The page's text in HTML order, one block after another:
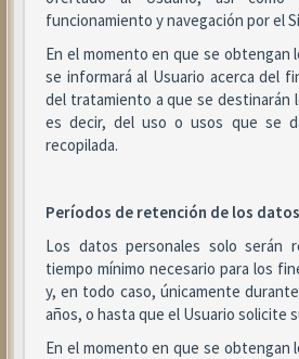
funcionamiento y navegación por el
En el momento en que se obtengan
se informará al Usuario acerca del
del tratamiento a que se destinarán
es decir, del uso o usos que se
recopilada.
Períodos de retención de los
Los datos personales solo serán
tiempo mínimo necesario para los
y, en todo caso, únicamente
años, o hasta que el Usuario solicite
En el momento en que se obtengan